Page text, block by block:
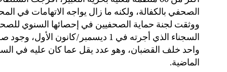
الصحفي بالكفالة، ولكنه ما زال يواجه الاتهامات في
ووثقت لجنة حماية الصحفيين في إحصائها السنوي
السجناء الذي أجرته في 1 ديسمبر/كانون الأول،
واحد خلف القضبان، وهو عدد يقل عما كان عليه في
الماضية.